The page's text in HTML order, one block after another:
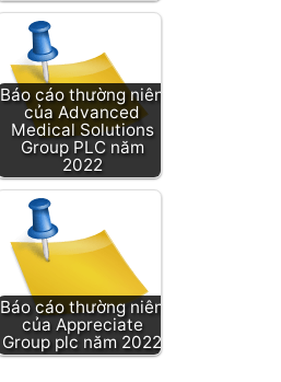
Báo cáo thường niên
của Advanced
Medical Solutions
Group PLC năm
2022
Báo cáo thường niên
của Appreciate
Group plc năm 2022